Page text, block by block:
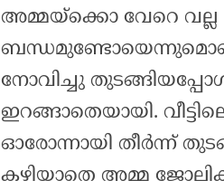
അമ്മയ്‌ക്കൊ വേറെ വല്ല
നോവിച്ചു
ഇറങ്ങാതെയായി.
ഓരോന്നായി തീർന്ന്
കഴിയാതെ അമ്മ